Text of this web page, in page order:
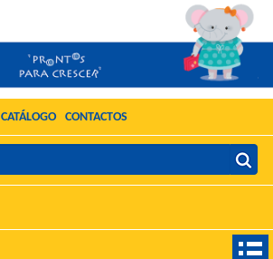
CATÁLOGO CONTACTOS